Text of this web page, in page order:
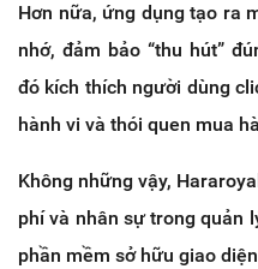
Hơn nữa, ứng dụng tạo ra
nhớ, đảm bảo “thu hút”
đó kích thích người dùng
hành vi và thói quen mua
Không những vậy,
phí và nhân sự trong quản
phần mềm sở hữu giao